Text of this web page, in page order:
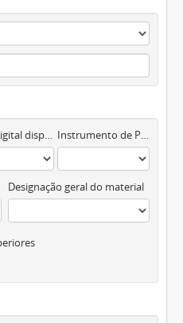
Objeto digital disponível Instrumento de Pesquisa
Designação geral do material